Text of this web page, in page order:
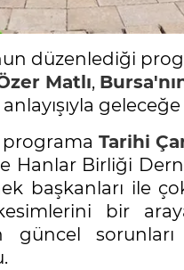
düzenlediği
Matlı,
geleceğe
Tarihi
Hanlar Birliği
ile çok
bir
güncel